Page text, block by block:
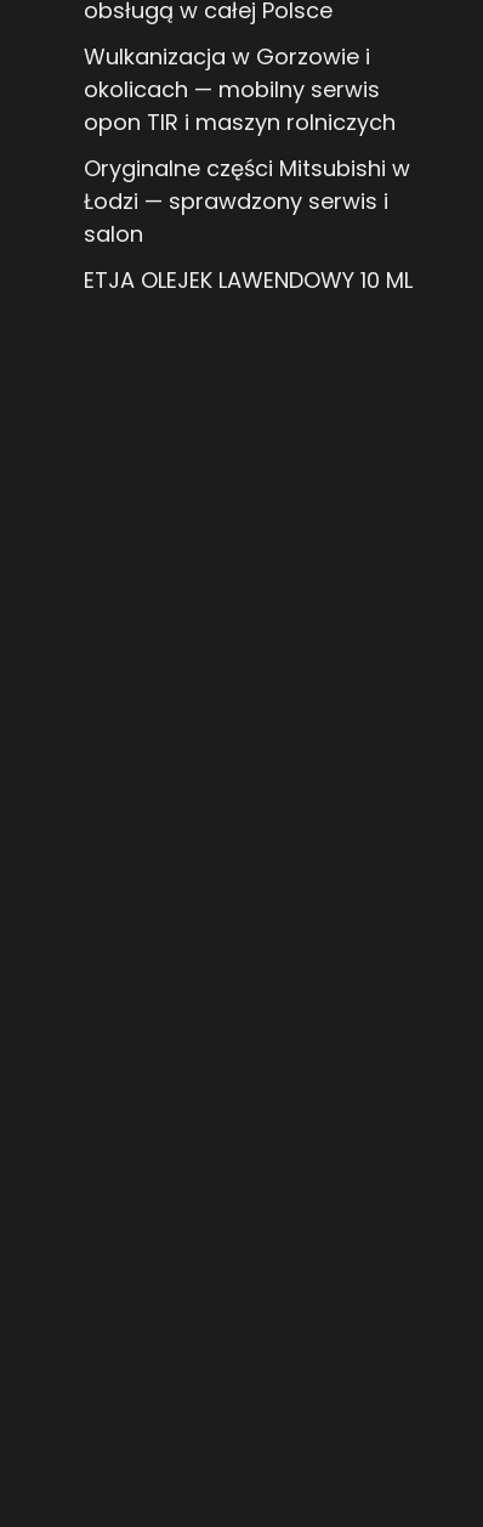
obsługą w całej Polsce
Wulkanizacja w Gorzowie i
okolicach — mobilny serwis
opon TIR i maszyn rolniczych
Oryginalne części Mitsubishi w
Łodzi — sprawdzony serwis i
salon
ETJA OLEJEK LAWENDOWY 10 ML